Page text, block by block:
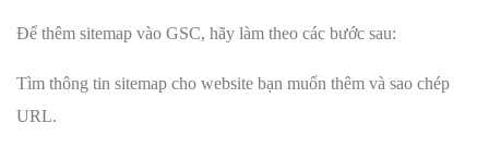
Để thêm sitemap vào GSC, hãy làm theo các bước sau:
Tìm thông tin sitemap cho website bạn muốn thêm và sao chép
URL.